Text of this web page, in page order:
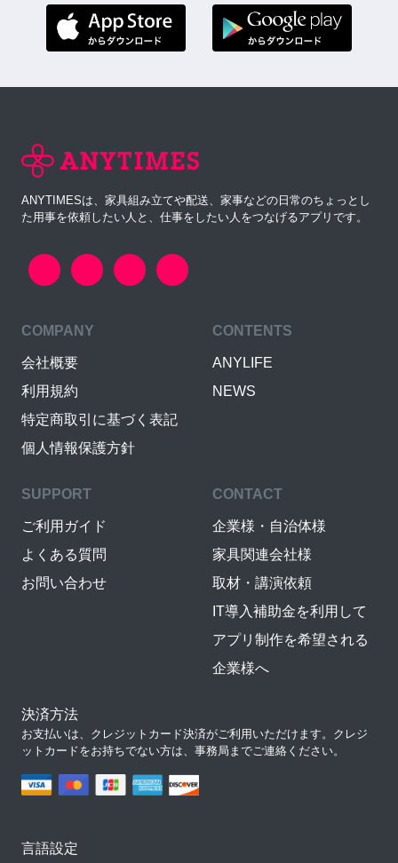
ANYTIMESは、家具組み立てや配送、家事などの日常のちょっとし
た用事を依頼したい人と、仕事をしたい人をつなげるアプリです。
COMPANY
会社概要
利用規約
特定商取引に基づく表記
個人情報保護方針
CONTENTS
ANYLIFE
NEWS
SUPPORT
ご利用ガイド
よくある質問
お問い合わせ
CONTACT
企業様・自治体様
家具関連会社様
取材・講演依頼
IT導入補助金を利用して
アプリ制作を希望される
企業様へ
決済方法
お支払いは、クレジットカード決済がご利用いただけます。クレジ
ットカードをお持ちでない方は、事務局までご連絡ください。
言語設定